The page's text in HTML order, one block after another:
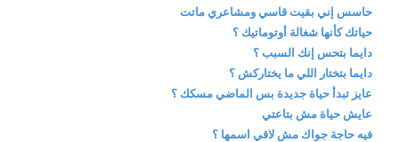
حاسس إني بقيت قاسي ومشاعري ماتت
حياتك كأنها شغالة أوتوماتيك ؟
دايما بتحس إنك السبب ؟
دايما بتختار اللي ما يختاركش ؟
عايز تبدأ حياة جديدة بس الماضي مسكك ؟
عايش حياة مش بتاعتي
فيه حاجة جواك مش لاقي اسمها ؟